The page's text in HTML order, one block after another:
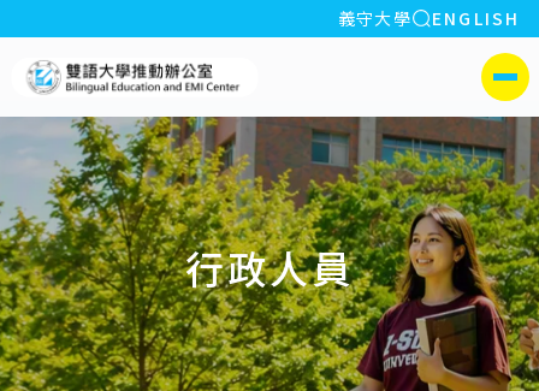
:::
義守大學 全站搜索
ENGLISH
義守大學雙語大學推動辦公室
側選單
行政人員